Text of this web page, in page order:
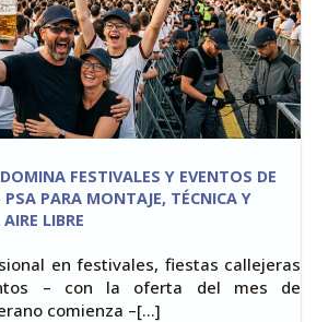
FESTIVALES Y EVENTOS DE
PSA PARA MONTAJE, TÉCNICA Y
LIBRE
en festivales, fiestas callejeras
– con la oferta del mes de
comienza –[…]